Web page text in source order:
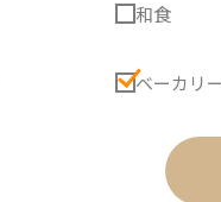
和食
ベーカリー